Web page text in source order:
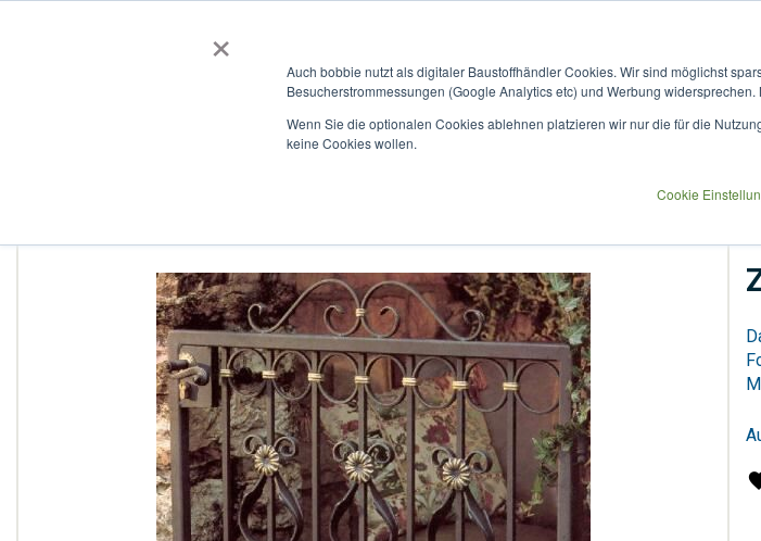
×
Auch bobbie nutzt als digitaler Baustoffhändler Cookies. Wir sind möglichst
Besucherstrommessungen (Google Analytics etc) und Werbung widersprechen.
Wenn Sie die optionalen Cookies ablehnen platzieren wir nur die für die
keine Cookies wollen.
Cookie
BOBBIEVERSUM
Ende